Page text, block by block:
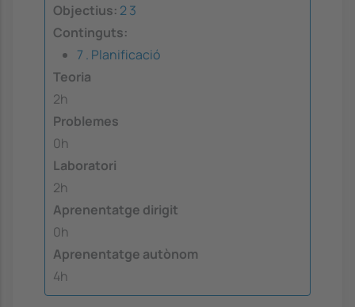
Objectius: 23
Continguts:
7 . Planificació
Teoria
2h
Problemes
0h
Laboratori
2h
Aprenentatge dirigit
0h
Aprenentatge autònom
4h